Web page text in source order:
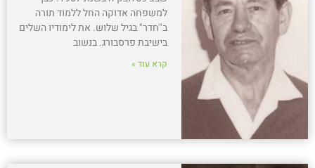
למשפחה אדוקה החל ללמוד תורה
ב"חדר" בגיל שלוש. את לימודיו השלים
בישיבת פרסבורג. בנשוב
קרא עוד »